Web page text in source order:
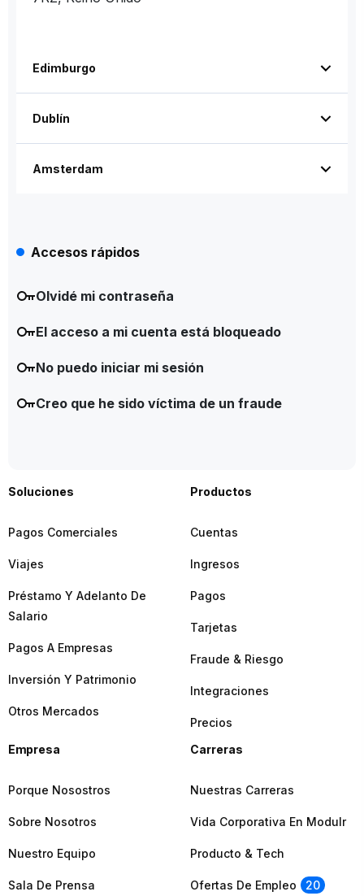
Edimburgo
Dublín
Amsterdam
Accesos rápidos
Olvidé mi contraseña
El acceso a mi cuenta está bloqueado
No puedo iniciar mi sesión
Creo que he sido víctima de un fraude
Soluciones
Pagos Comerciales
Viajes
Préstamo Y Adelanto De
Salario
Pagos A Empresas
Inversión Y Patrimonio
Otros Mercados
Productos
Cuentas
Ingresos
Pagos
Tarjetas
Fraude & Riesgo
Integraciones
Precios
Empresa
Porque Nosostros
Sobre Nosotros
Nuestro Equipo
Sala De Prensa
Carreras
Nuestras Carreras
Vida Corporativa En Modulr
Producto & Tech
Ofertas De Empleo
20